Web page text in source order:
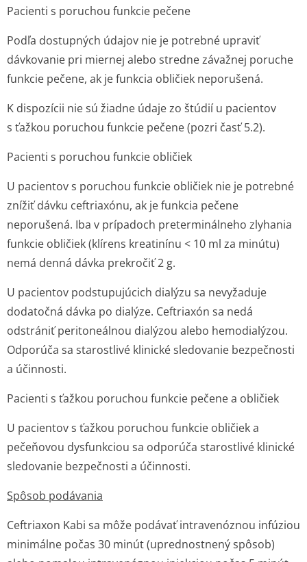
Pacienti s poruchou funkcie pečene
Podľa dostupných údajov nie je potrebné upraviť
dávkovanie pri miernej alebo stredne závažnej poruche
funkcie pečene, ak je funkcia obličiek neporušená.
K dispozícii nie sú žiadne údaje zo štúdií u pacientov
s ťažkou poruchou funkcie pečene (pozri časť 5.2).
Pacienti s poruchou funkcie obličiek
U pacientov s poruchou funkcie obličiek nie je potrebné
znížiť dávku ceftriaxónu, ak je funkcia pečene
neporušená. Iba v prípadoch preterminálneho zlyhania
funkcie obličiek (klírens kreatinínu < 10 ml za minútu)
nemá denná dávka prekročiť 2 g.
U pacientov podstupujúcich dialýzu sa nevyžaduje
dodatočná dávka po dialýze. Ceftriaxón sa nedá
odstrániť peritoneálnou dialýzou alebo hemodialýzou.
Odporúča sa starostlivé klinické sledovanie bezpečnosti
a účinnosti.
Pacienti s ťažkou poruchou funkcie pečene a obličiek
U pacientov s ťažkou poruchou funkcie obličiek a
pečeňovou dysfunkciou sa odporúča starostlivé klinické
sledovanie bezpečnosti a účinnosti.
Spôsob podávania
Ceftriaxon Kabi sa môže podávať intravenóznou infúziou
minimálne počas 30 minút (uprednostnený spôsob)